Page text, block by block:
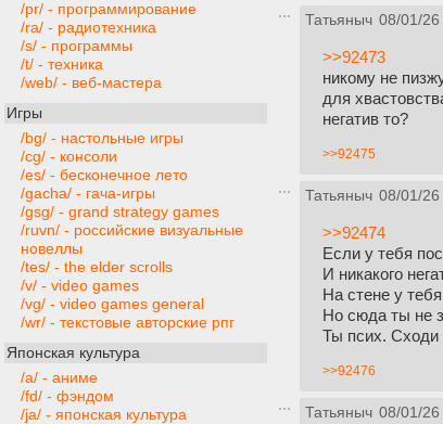
/pr/ - программирование
/ra/ - радиотехника
/s/ - программы
/t/ - техника
/web/ - веб-мастера
Игры
/bg/ - настольные игры
/cg/ - консоли
/es/ - бесконечное лето
/gacha/ - гача-игры
/gsg/ - grand strategy games
/ruvn/ - российские визуальные
новеллы
/tes/ - the elder scrolls
/v/ - video games
/vg/ - video games general
/wr/ - текстовые авторские рпг
Японская культура
/a/ - аниме
/fd/ - фэндом
/ja/ - японская культура
Татьяныч 08/01/26
>>92473
никому не
для
негатив то?
>>92475
Татьяныч 08/01/26
>>92474
Если у тебя
И никакого
На стене у
Но сюда ты не
Ты псих. Сходи
>>92476
Татьяныч 08/01/26